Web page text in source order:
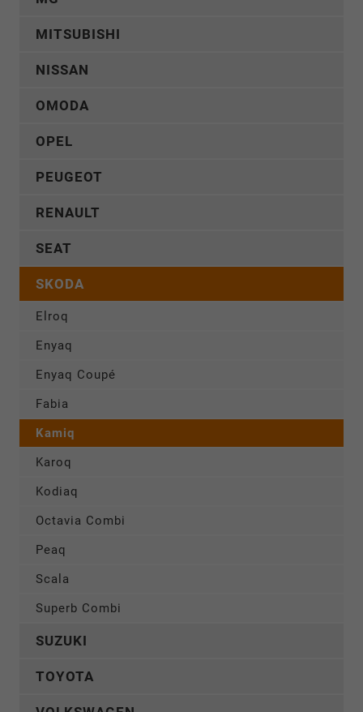
MITSUBISHI
NISSAN
OMODA
OPEL
PEUGEOT
RENAULT
SEAT
SKODA
Elroq
Enyaq
Enyaq Coupé
Fabia
Kamiq
Karoq
Kodiaq
Octavia Combi
Peaq
Scala
Superb Combi
SUZUKI
TOYOTA